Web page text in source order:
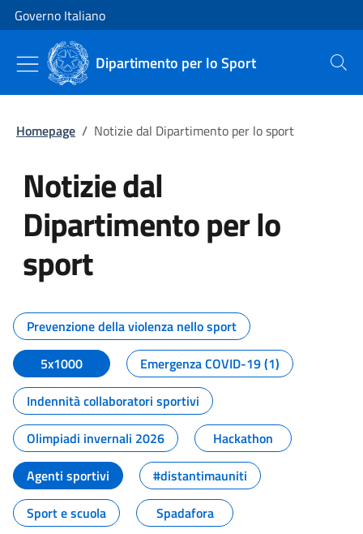
Vai al contenuto
Vai alla navigazione del sito
Governo Italiano
Dipartimento per lo Sport Cerca
Homepage / Notizie dal Dipartimento per lo sport
Notizie dal
Dipartimento per lo
sport
Tutti i contenuti della pagina
Prevenzione della violenza nello sport
5x1000
Emergenza COVID-19 (1)
Indennità collaboratori sportivi
Olimpiadi invernali 2026
Hackathon
Agenti sportivi
#distantimauniti
Sport e scuola
Spadafora